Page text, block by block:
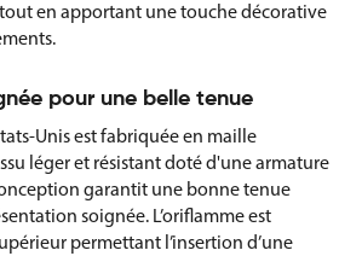
en apportant une touche décorative
pour une belle tenue
Unis est fabriquée en maille
léger et résistant doté d'une armature
garantit une bonne tenue
soignée. L’oriflamme est
permettant l’insertion d’une